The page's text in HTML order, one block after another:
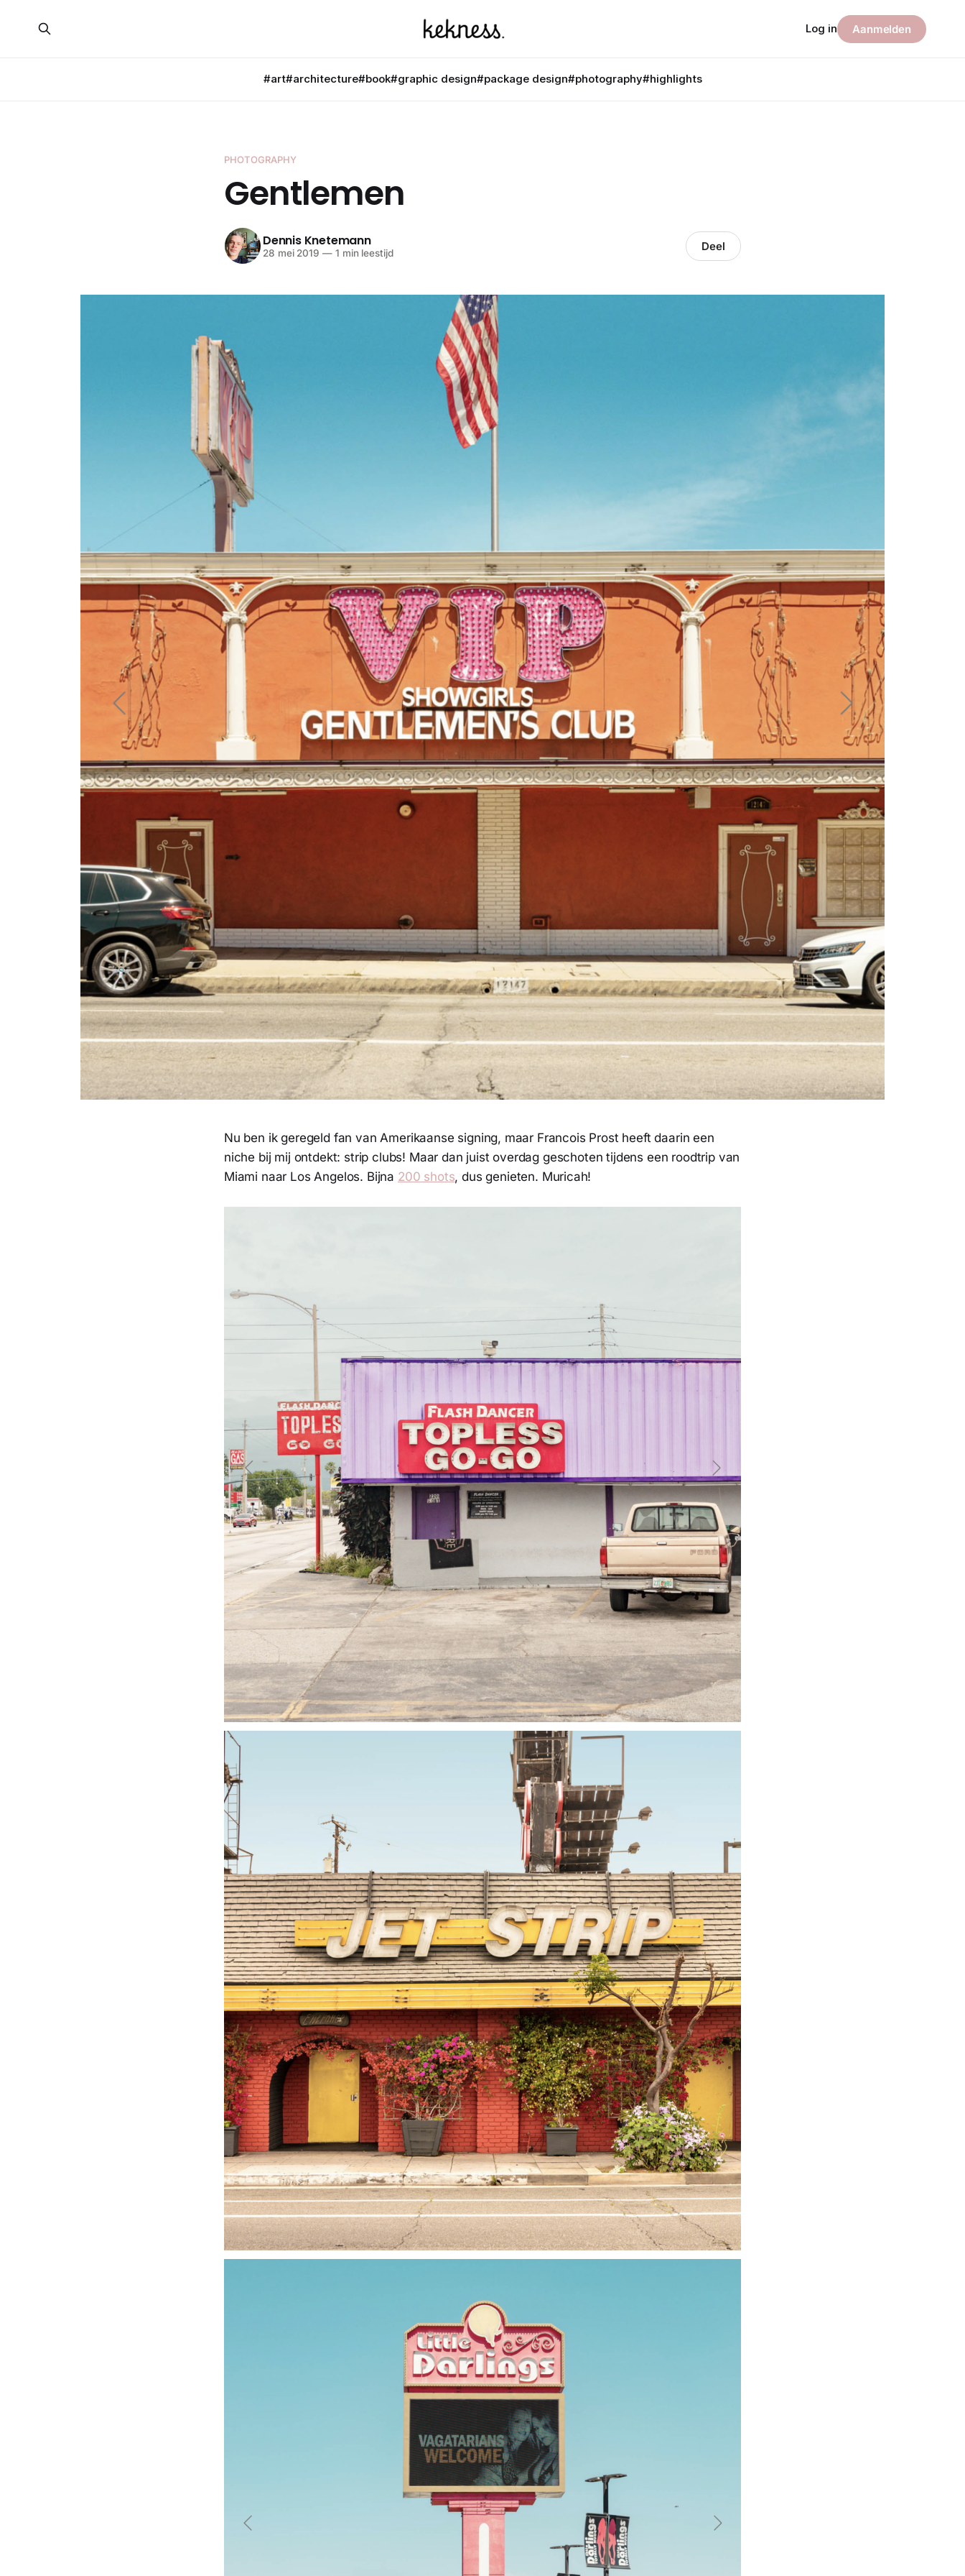
#art#architecture#book#graphic design#package design#photography#highlights
Log in Aanmelden
PHOTOGRAPHY
Gentlemen
Dennis Knetemann
28 mei 2019 —1 min leestijd Deel
Nu ben ik geregeld fan van Amerikaanse signing, maar Francois Prost heeft daarin een
niche bij mij ontdekt: strip clubs! Maar dan juist overdag geschoten tijdens een roodtrip van
Miami naar Los Angelos. Bijna 200 shots, dus genieten. Muricah!